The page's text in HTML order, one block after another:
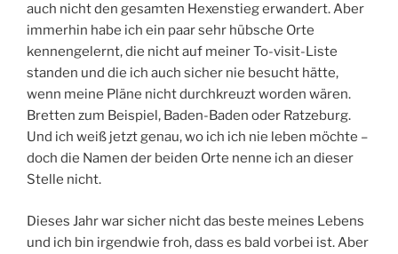
auch nicht den gesamten Hexenstieg erwandert. Aber
immerhin habe ich ein paar sehr hübsche Orte
kennengelernt, die nicht auf meiner To-visit-Liste
standen und die ich auch sicher nie besucht hätte,
wenn meine Pläne nicht durchkreuzt worden wären.
Bretten zum Beispiel, Baden-Baden oder Ratzeburg.
Und ich weiß jetzt genau, wo ich ich nie leben möchte –
doch die Namen der beiden Orte nenne ich an dieser
Stelle nicht.
Dieses Jahr war sicher nicht das beste meines Lebens
und ich bin irgendwie froh, dass es bald vorbei ist. Aber